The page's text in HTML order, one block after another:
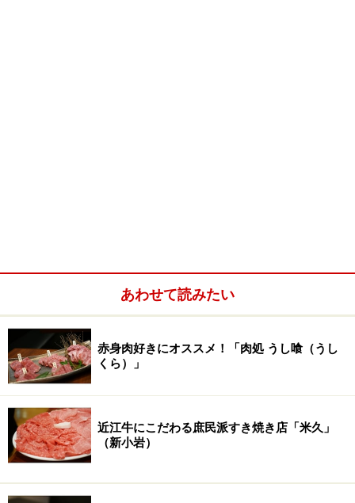
あわせて読みたい
赤身肉好きにオススメ！「肉処 うし喰（うし
くら）」
近江牛にこだわる庶民派すき焼き店「米久」
（新小岩）